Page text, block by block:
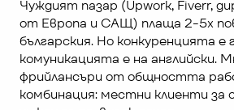
Чуждият пазар (Upwork, Fiverr,
от Европа и САЩ) плаща 2-5x
българския. Но конкуренцията е
комуникацията е на английски.
фрийлансъри от общността
комбинация: местни клиенти за